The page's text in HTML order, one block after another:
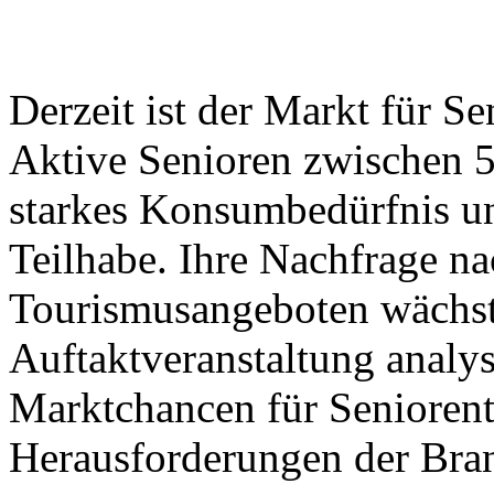
Derzeit ist der Markt für
Aktive Senioren zwischen
starkes Konsumbedürfnis
Teilhabe. Ihre Nachfrage
Tourismusangeboten
Auftaktveranstaltung
Marktchancen für
Herausforderungen der